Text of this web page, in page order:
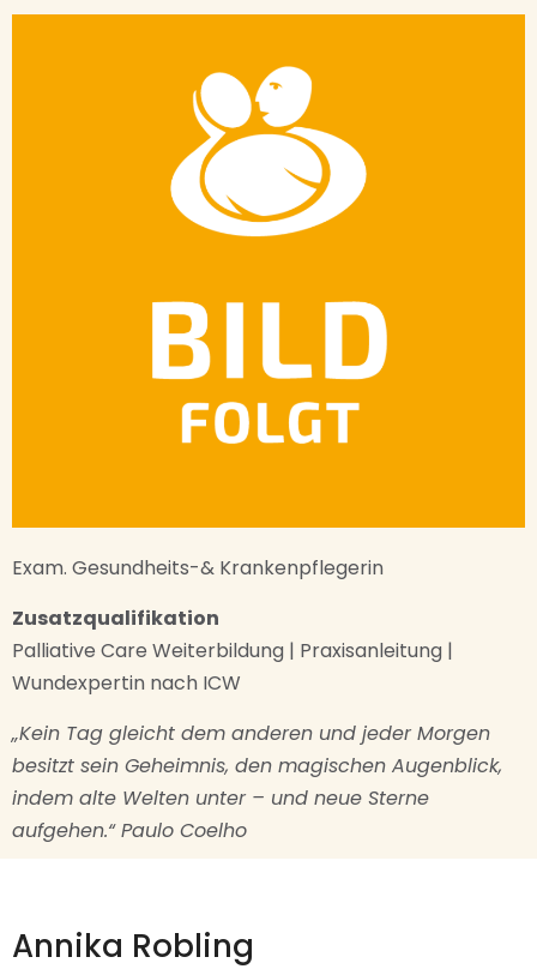
Exam. Gesundheits-& Krankenpflegerin
Zusatzqualifikation
Palliative Care Weiterbildung | Praxisanleitung |
Wundexpertin nach ICW
„Kein Tag gleicht dem anderen und jeder Morgen
besitzt sein Geheimnis, den magischen Augenblick,
indem alte Welten unter – und neue Sterne
aufgehen.“ Paulo Coelho
Annika Robling